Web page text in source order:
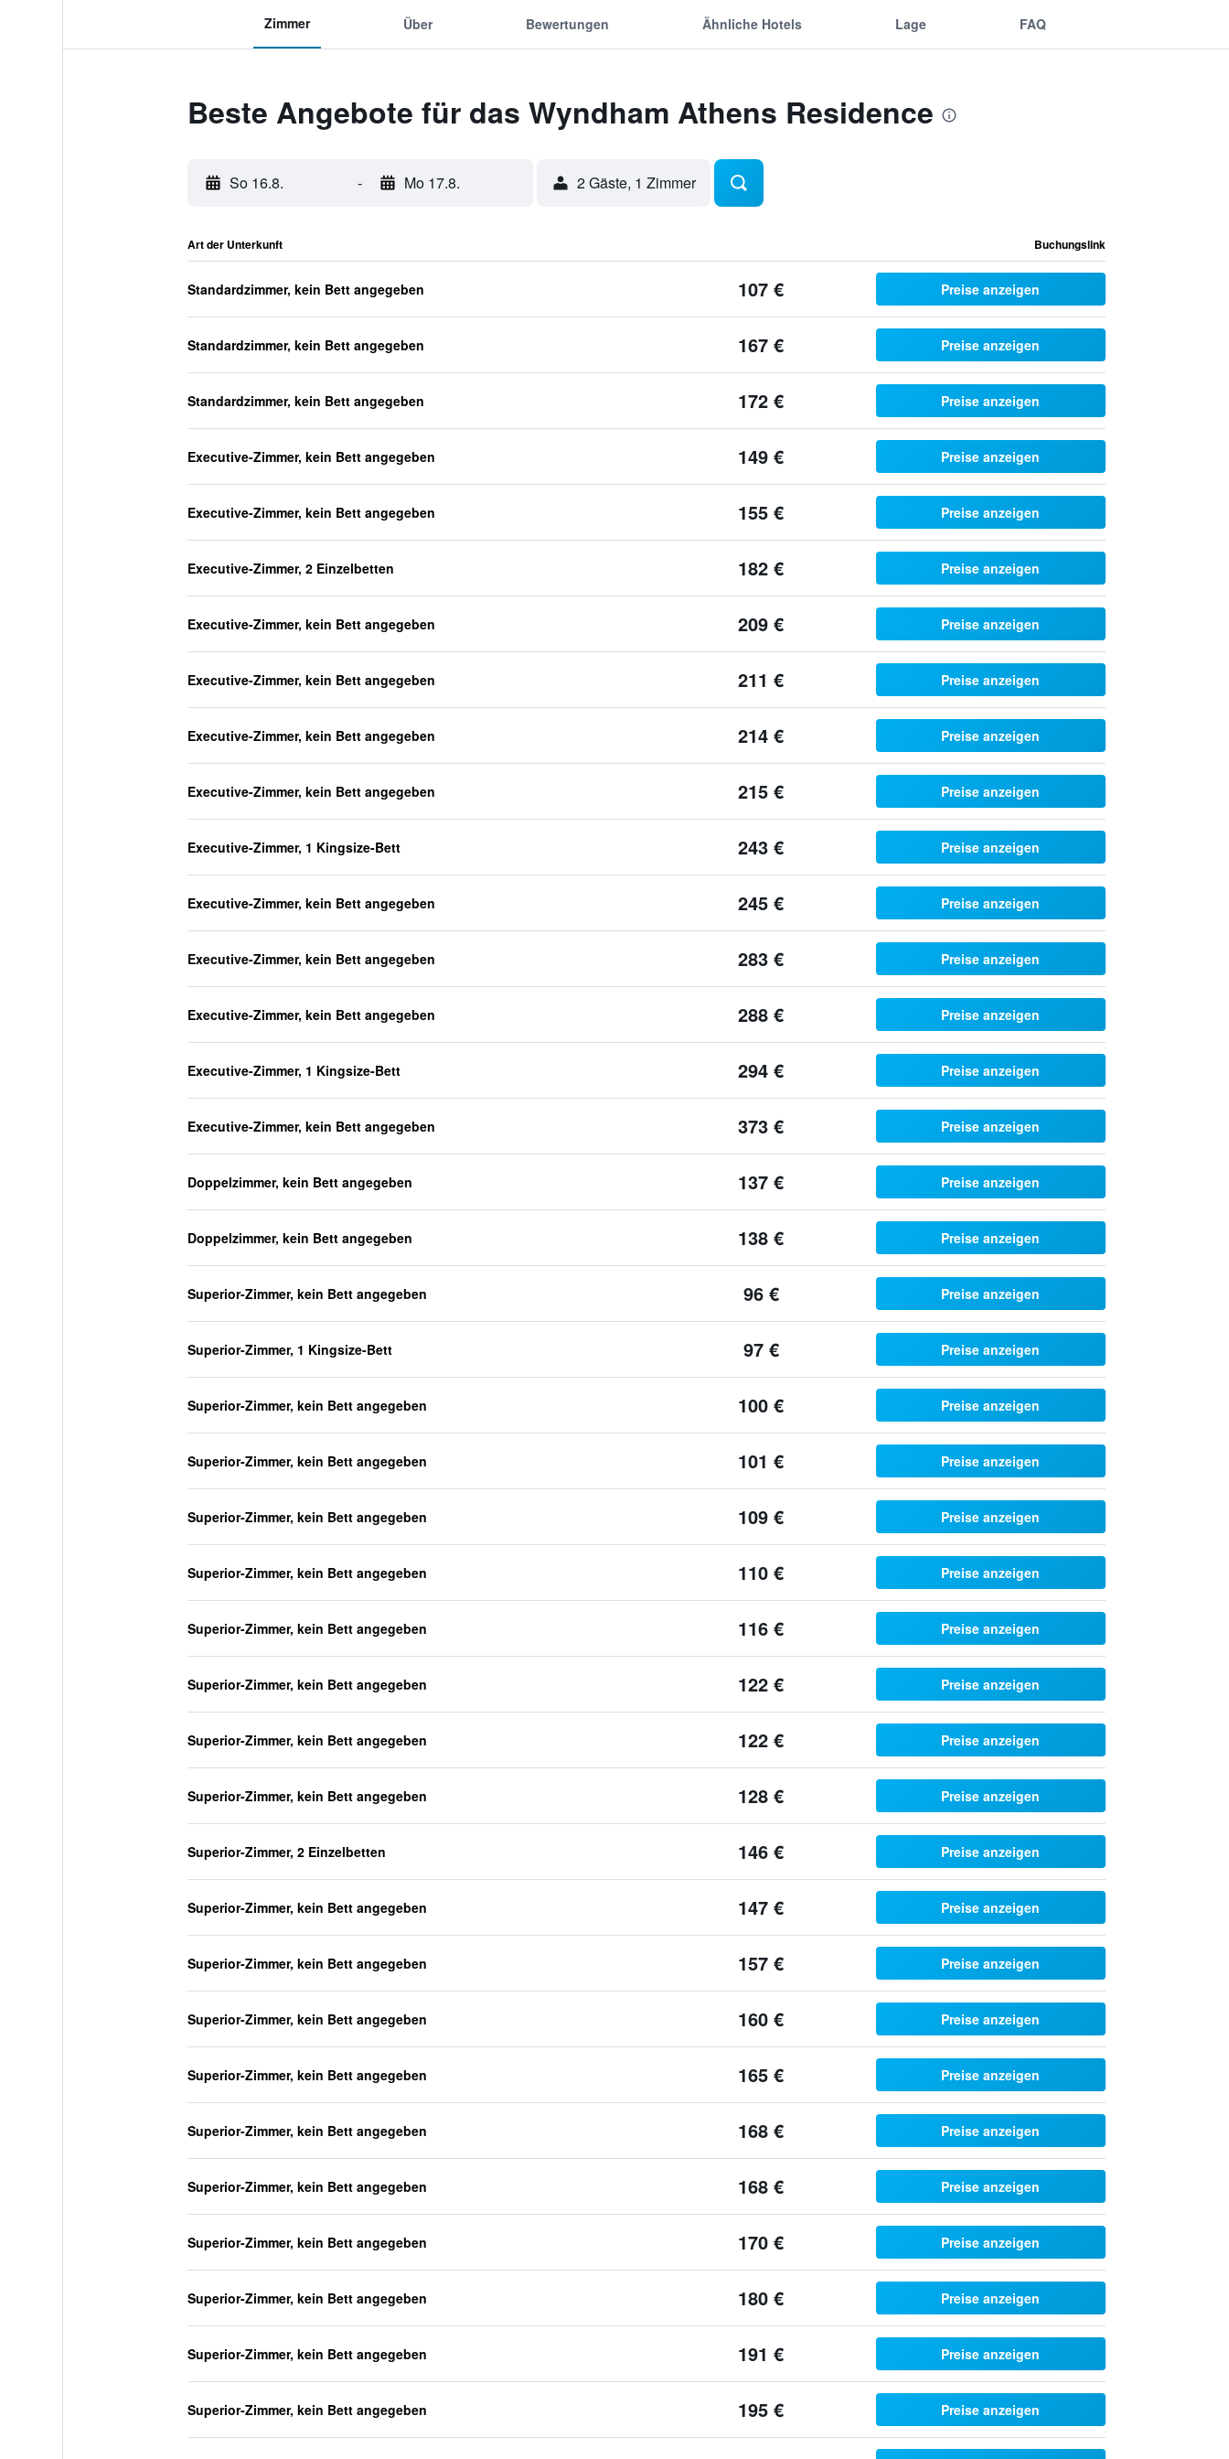
Zimmer Über Bewertungen Ähnliche Hotels Lage FAQ
Beste Angebote für das Wyndham Athens Residence
So 16.8. - Mo 17.8. 2 Gäste, 1 Zimmer
Art der Unterkunft Buchungslink
Standardzimmer, kein Bett angegeben 107 € Preise anzeigen
Standardzimmer, kein Bett angegeben 167 € Preise anzeigen
Standardzimmer, kein Bett angegeben 172 € Preise anzeigen
Executive-Zimmer, kein Bett angegeben 149 € Preise anzeigen
Executive-Zimmer, kein Bett angegeben 155 € Preise anzeigen
Executive-Zimmer, 2 Einzelbetten 182 € Preise anzeigen
Executive-Zimmer, kein Bett angegeben 209 € Preise anzeigen
Executive-Zimmer, kein Bett angegeben 211 € Preise anzeigen
Executive-Zimmer, kein Bett angegeben 214 € Preise anzeigen
Executive-Zimmer, kein Bett angegeben 215 € Preise anzeigen
Executive-Zimmer, 1 Kingsize-Bett 243 € Preise anzeigen
Executive-Zimmer, kein Bett angegeben 245 € Preise anzeigen
Executive-Zimmer, kein Bett angegeben 283 € Preise anzeigen
Executive-Zimmer, kein Bett angegeben 288 € Preise anzeigen
Executive-Zimmer, 1 Kingsize-Bett 294 € Preise anzeigen
Executive-Zimmer, kein Bett angegeben 373 € Preise anzeigen
Doppelzimmer, kein Bett angegeben 137 € Preise anzeigen
Doppelzimmer, kein Bett angegeben 138 € Preise anzeigen
Superior-Zimmer, kein Bett angegeben 96 € Preise anzeigen
Superior-Zimmer, 1 Kingsize-Bett 97 € Preise anzeigen
Superior-Zimmer, kein Bett angegeben 100 € Preise anzeigen
Superior-Zimmer, kein Bett angegeben 101 € Preise anzeigen
Superior-Zimmer, kein Bett angegeben 109 € Preise anzeigen
Superior-Zimmer, kein Bett angegeben 110 € Preise anzeigen
Superior-Zimmer, kein Bett angegeben 116 € Preise anzeigen
Superior-Zimmer, kein Bett angegeben 122 € Preise anzeigen
Superior-Zimmer, kein Bett angegeben 122 € Preise anzeigen
Superior-Zimmer, kein Bett angegeben 128 € Preise anzeigen
Superior-Zimmer, 2 Einzelbetten 146 € Preise anzeigen
Superior-Zimmer, kein Bett angegeben 147 € Preise anzeigen
Superior-Zimmer, kein Bett angegeben 157 € Preise anzeigen
Superior-Zimmer, kein Bett angegeben 160 € Preise anzeigen
Superior-Zimmer, kein Bett angegeben 165 € Preise anzeigen
Superior-Zimmer, kein Bett angegeben 168 € Preise anzeigen
Superior-Zimmer, kein Bett angegeben 168 € Preise anzeigen
Superior-Zimmer, kein Bett angegeben 170 € Preise anzeigen
Superior-Zimmer, kein Bett angegeben 180 € Preise anzeigen
Superior-Zimmer, kein Bett angegeben 191 € Preise anzeigen
Superior-Zimmer, kein Bett angegeben 195 € Preise anzeigen